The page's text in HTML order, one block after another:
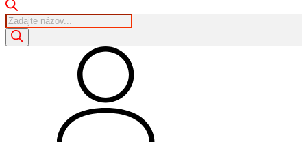
Products
search